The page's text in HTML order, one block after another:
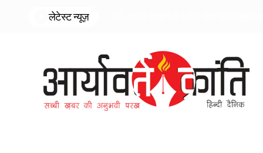
लेटेस्ट न्यूज़